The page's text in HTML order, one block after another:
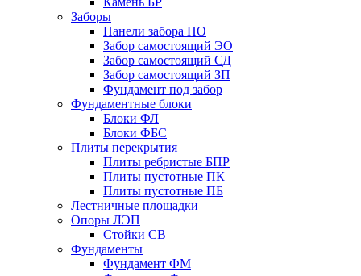
Заборы
Панели забора ПО
Забор самостоящий ЭО
Забор самостоящий СД
Забор самостоящий ЗП
Фyндамент под забор
Фундаментные блоки
Блоки ФЛ
Блоки ФБС
Плиты перекрытия
Плиты ребристые БПР
Плиты пустотные ПК
Плиты пустотные ПБ
Лестничные площадки
Опоры ЛЭП
Стойки СВ
Фундаменты
Фyндамент ФМ